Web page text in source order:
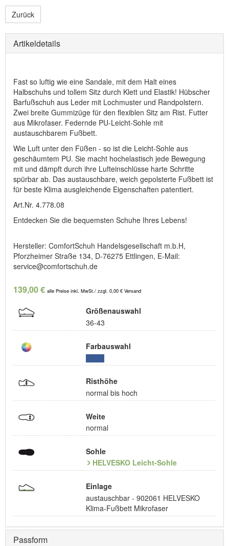
Hersteller: ComfortSchuh Handelsgesellschaft m.b.H, Pforzheimer
Straße 134, D-76275 Ettlingen, E-Mail: service@comfortschuh.de
Zurück
Artikeldetails
Fast so luftig wie eine Sandale, mit dem Halt eines
Halbschuhs und tollem Sitz durch Klett und Elastik! Hübscher
Barfußschuh aus Leder mit Lochmuster und Randpolstern.
Zwei breite Gummizüge für den flexiblen Sitz am Rist. Futter
aus Mikrofaser. Federnde PU-Leicht-Sohle mit
austauschbarem Fußbett.
Wie Luft unter den Füßen - so ist die Leicht-Sohle aus
geschäumtem PU. Sie macht hochelastisch jede Bewegung
mit und dämpft durch ihre Lufteinschlüsse harte Schritte
spürbar ab. Das austauschbare, weich gepolsterte Fußbett ist
für beste Klima ausgleichende Eigenschaften patentiert.
Art.Nr. 4.778.08
Entdecken Sie die bequemsten Schuhe Ihres Lebens!
Hersteller: ComfortSchuh Handelsgesellschaft m.b.H,
Pforzheimer Straße 134, D-76275 Ettlingen, E-Mail:
service@comfortschuh.de
139,00 € alle Preise inkl. MwSt./ zzgl. 0,00 € Versand
Größenauswahl
36-43
Farbauswahl
Risthöhe
normal bis hoch
Weite
normal
Sohle
HELVESKO Leicht-Sohle
Einlage
austauschbar - 902061 HELVESKO
Klima-Fußbett Mikrofaser
Passform